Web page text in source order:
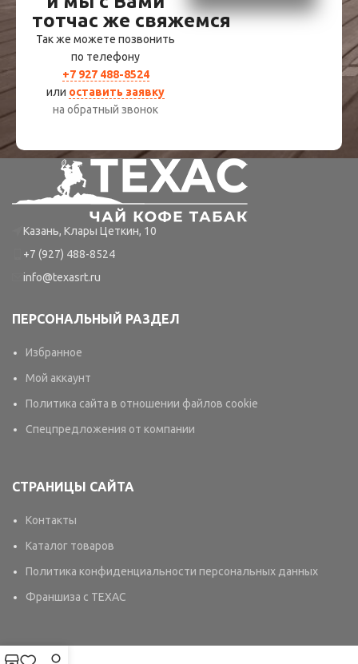
тотчас же свяжемся
Так же можете позвонить
по телефону
+7 927 488-8524
или оставить заявку
на обратный звонок
Казань, Клары Цеткин, 10
+7 (927) 488-8524
info@texasrt.ru
ПЕРСОНАЛЬНЫЙ РАЗДЕЛ
Избранное
Мой аккаунт
Политика сайта в отношении файлов cookie
Спецпредложения от компании
СТРАНИЦЫ САЙТА
Контакты
Каталог товаров
Политика конфиденциальности персональных данных
Франшиза с TEXAC